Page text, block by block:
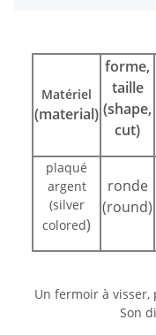
Matériel
(material)
forme,
taille
(shape,
cut)
plaqué
argent
(silver
colored)
ronde
(round)
Un fermoir à
Son